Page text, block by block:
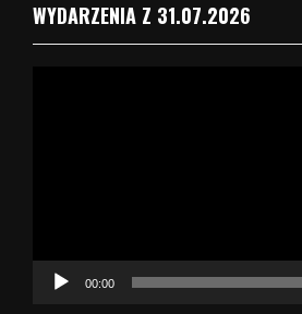
WYDARZENIA Z 31.07.2026
c
00:00